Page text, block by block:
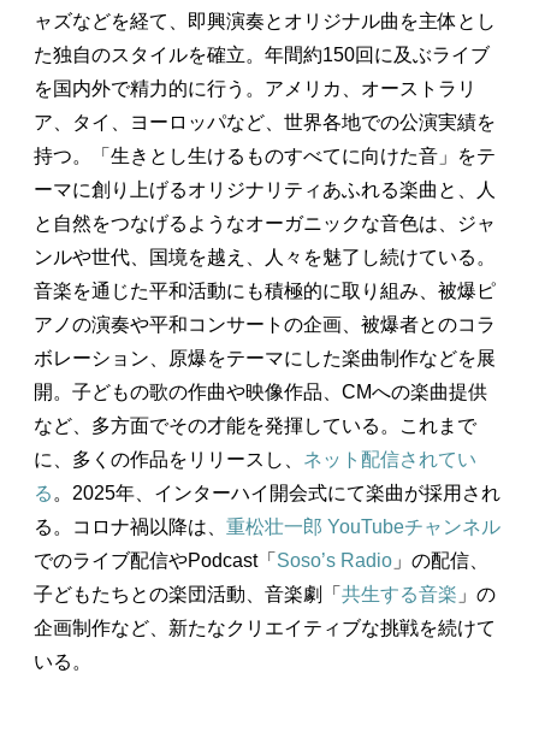
ャズなどを経て、即興演奏とオリジナル曲を主体とし
た独自のスタイルを確立。年間約150回に及ぶライブ
を国内外で精力的に行う。アメリカ、オーストラリ
ア、タイ、ヨーロッパなど、世界各地での公演実績を
持つ。「生きとし生けるものすべてに向けた音」をテ
ーマに創り上げるオリジナリティあふれる楽曲と、人
と自然をつなげるようなオーガニックな音色は、ジャ
ンルや世代、国境を越え、人々を魅了し続けている。
音楽を通じた平和活動にも積極的に取り組み、被爆ピ
アノの演奏や平和コンサートの企画、被爆者とのコラ
ボレーション、原爆をテーマにした楽曲制作などを展
開。子どもの歌の作曲や映像作品、CMへの楽曲提供
など、多方面でその才能を発揮している。これまで
に、多くの作品をリリースし、 ネット配信されてい
る 。2025年、インターハイ開会式にて楽曲が採用され
る。コロナ禍以降は、 重松壮一郎 YouTubeチャンネル
でのライブ配信やPodcast「 Soso’s Radio 」の配信、
子どもたちとの楽団活動、音楽劇「 共生する音楽 」の
企画制作など、新たなクリエイティブな挑戦を続けて
いる。